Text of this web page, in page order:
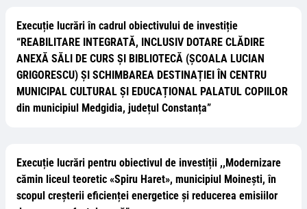
Execuție lucrări în cadrul obiectivului de investiție
“REABILITARE INTEGRATĂ, INCLUSIV DOTARE CLĂDIRE
ANEXĂ SĂLI DE CURS ȘI BIBLIOTECĂ (ȘCOALA LUCIAN
GRIGORESCU) ȘI SCHIMBAREA DESTINAȚIEI ÎN CENTRU
MUNICIPAL CULTURAL ȘI EDUCAȚIONAL PALATUL COPIILOR
din municipiul Medgidia, județul Constanța”
Execuție lucrări pentru obiectivul de investiții ,,Modernizare
cămin liceul teoretic «Spiru Haret», municipiul Moinești, în
scopul creșterii eficienței energetice și reducerea emisiilor